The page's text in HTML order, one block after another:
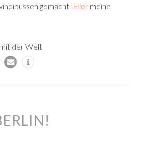
gemacht. Hier meine
der Welt